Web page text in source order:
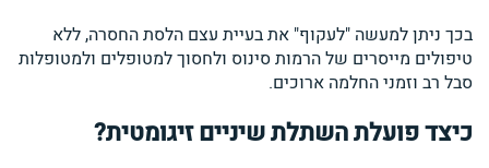
בכך ניתן למעשה "לעקוף" את בעיית עצם הלסת החסרה, ללא
טיפולים מייסרים של הרמות סינוס ולחסוך למטופלים ולמטופלות
סבל רב וזמני החלמה ארוכים.
כיצד פועלת השתלת שיניים זיגומטית?